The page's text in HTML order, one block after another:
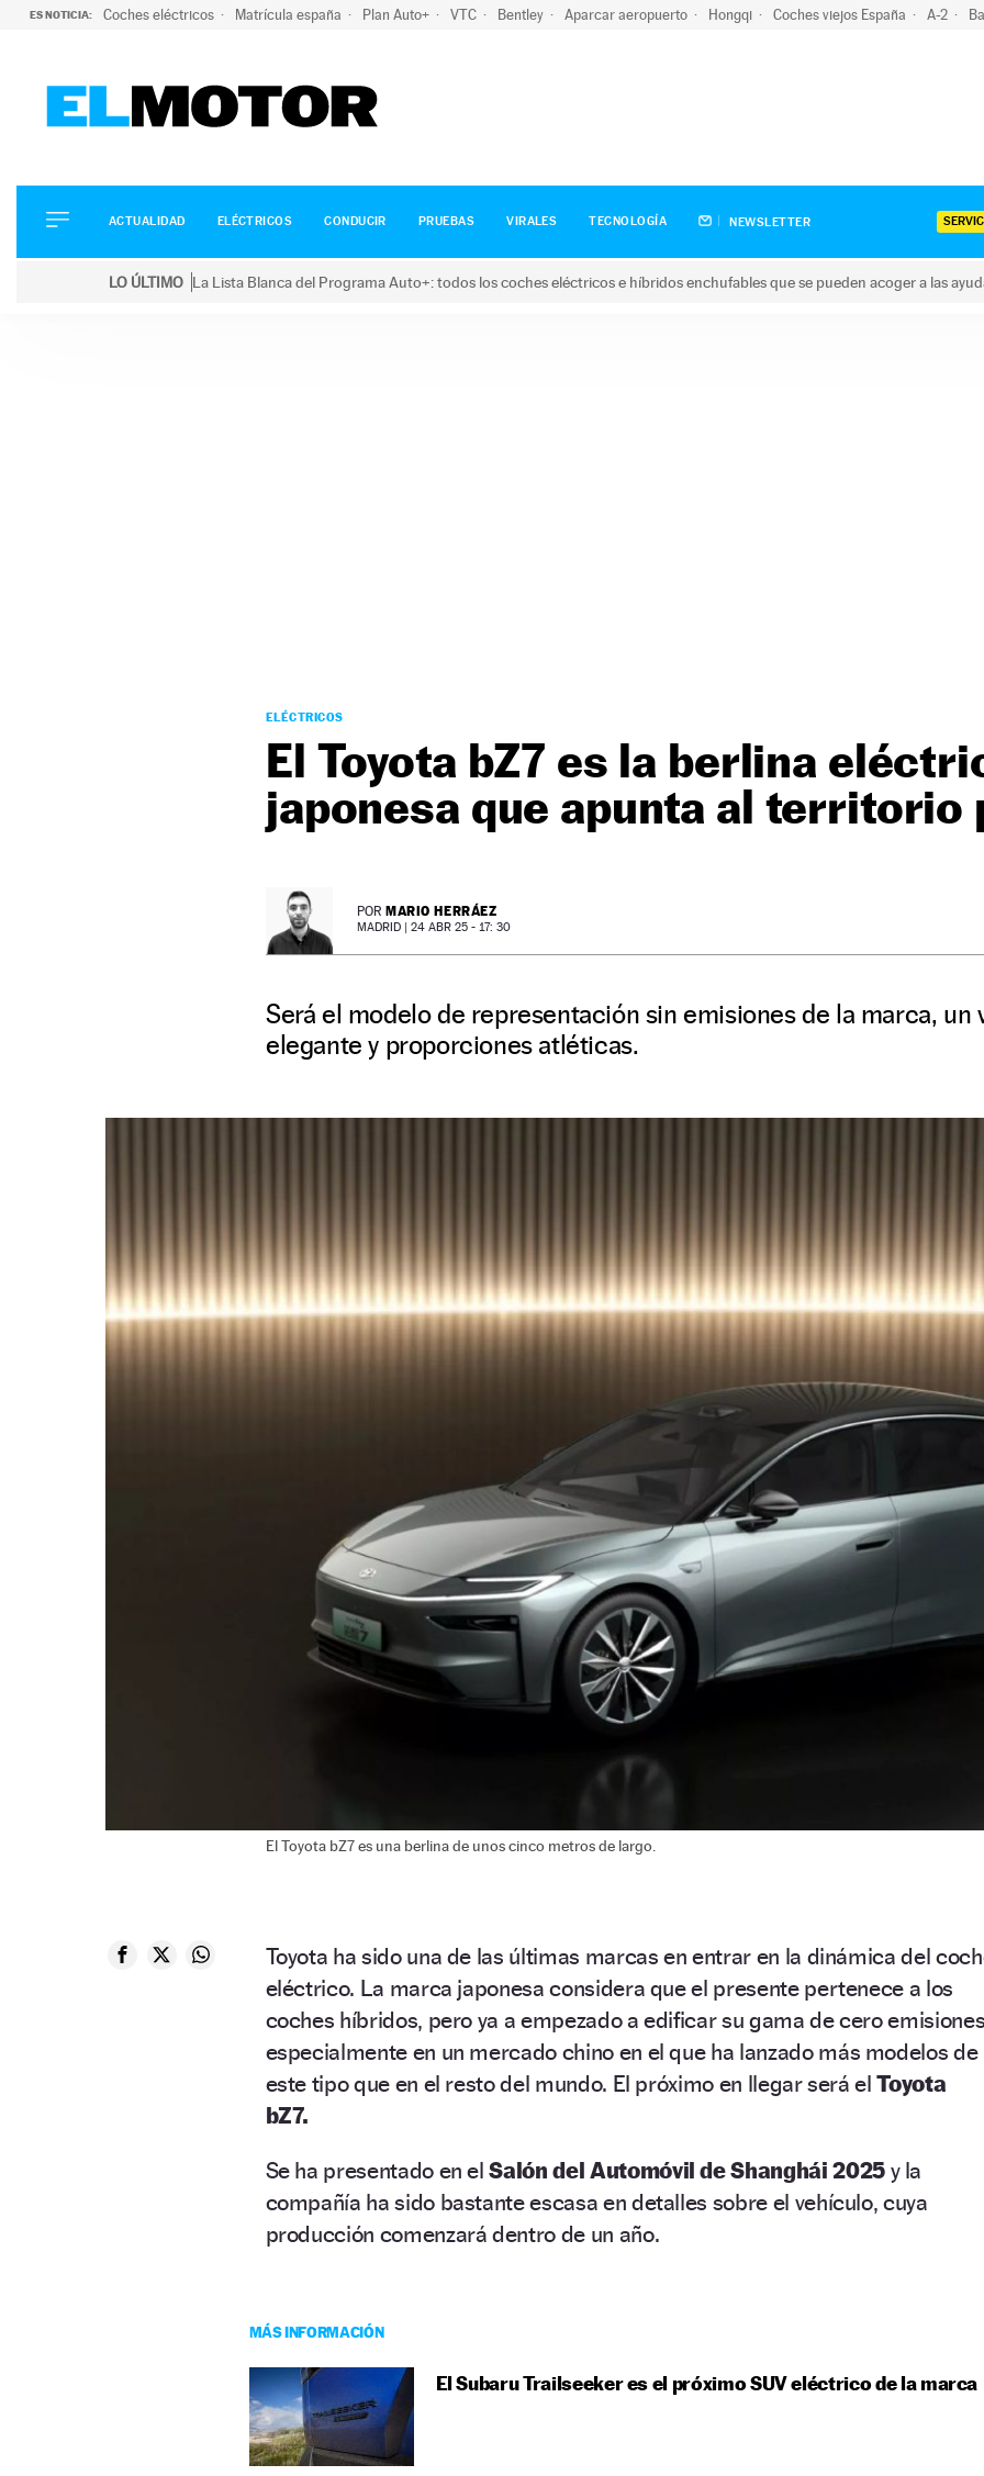
ES NOTICIA: Coches eléctricos Matrícula españa Plan Auto+ VTC Bentley Aparcar aeropuerto Hongqi Coches viejos España A-2
ELÉCTRICOS
CONDUCIR
ACTUALIDAD ELÉCTRICOS CONDUCIR PRUEBAS VIRALES TECNOLOGÍA NEWSLETTER
LO ÚLTIMO La Lista Blanca del Programa Auto+: todos los coches eléctricos e híbridos enchufables que se pueden acoger a las
ELÉCTRICOS
El Toyota bZ7 es la berlina
japonesa que apunta al territorio
POR MARIO HERRÁEZ
MADRID | 24 ABR 25 - 17: 30
Será el modelo de representación sin emisiones de la marca,
elegante y proporciones atléticas.
El Toyota bZ7 es una berlina de unos cinco metros de largo.
Toyota ha sido una de las últimas marcas en entrar en la dinámica del
eléctrico. La marca japonesa considera que el presente pertenece a los
coches híbridos, pero ya a empezado a edificar su gama de cero
especialmente en un mercado chino en el que ha lanzado más modelos de
este tipo que en el resto del mundo. El próximo en llegar será elToyota
bZ7.
Se ha presentado en elSalón del Automóvil de Shanghái 2025y la
compañía ha sido bastante escasa en detalles sobre el vehículo, cuya
producción comenzará dentro de un año.
MÁS INFORMACIÓN
El Subaru Trailseeker es el próximo SUV eléctrico de la marca